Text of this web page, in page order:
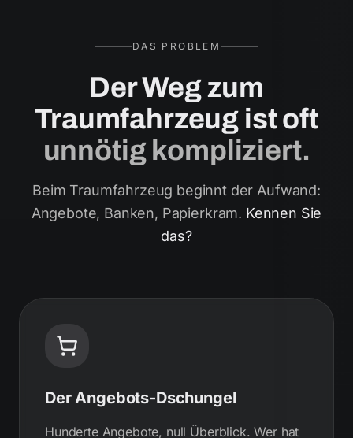
DAS PROBLEM
Der Weg zum
Traumfahrzeug ist oft
unnötig kompliziert.
Beim Traumfahrzeug beginnt der Aufwand:
Angebote, Banken, Papierkram. Kennen Sie
das?
Der Angebots-Dschungel
Hunderte Angebote, null Überblick. Wer hat